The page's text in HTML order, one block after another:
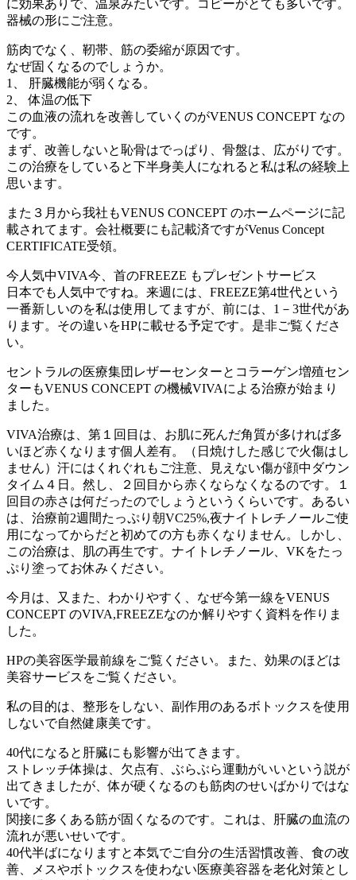
に効果ありで、温泉みたいです。コピーがとても多いです。
器械の形にご注意。
筋肉でなく、靭帯、筋の委縮が原因です。
なぜ固くなるのでしょうか。
1、 肝臓機能が弱くなる。
2、 体温の低下
この血液の流れを改善していくのがVENUS CONCEPT なの
です。
まず、改善しないと恥骨はでっぱり、骨盤は、広がりです。
この治療をしていると下半身美人になれると私は私の経験上
思います。
また３月から我社もVENUS CONCEPT のホームページに記
載されてます。会社概要にも記載済ですがVenus Concept
CERTIFICATE受領。
今人気中VIVA今、首のFREEZE もプレゼントサービス
日本でも人気中ですね。来週には、FREEZE第4世代という
一番新しいのを私は使用してますが、前には、1－3世代があ
ります。その違いをHPに載せる予定です。是非ご覧くださ
い。
セントラルの医療集団レザーセンターとコラーゲン増殖セン
ターもVENUS CONCEPT の機械VIVAによる治療が始まり
ました。
VIVA治療は、第１回目は、お肌に死んだ角質が多ければ多
いほど赤くなります個人差有。（日焼けした感じで火傷はし
ません）汗にはくれぐれもご注意、見えない傷が顔中ダウン
タイム４日。然し、２回目から赤くならなくなるのです。１
回目の赤さは何だったのでしょうというくらいです。あるい
は、治療前2週間たっぷり朝VC25%,夜ナイトレチノールご使
用になってからだと初めての方も赤くなりません。しかし、
この治療は、肌の再生です。ナイトレチノール、VKをたっ
ぷり塗ってお休みください。
今月は、又また、わかりやすく、なぜ今第一線をVENUS
CONCEPT のVIVA,FREEZEなのか解りやすく資料を作りま
した。
HPの美容医学最前線をご覧ください。また、効果のほどは
美容サービスをご覧ください。
私の目的は、整形をしない、副作用のあるボトックスを使用
しないで自然健康美です。
40代になると肝臓にも影響が出てきます。
ストレッチ体操は、欠点有、ぶらぶら運動がいいという説が
出てきましたが、体が硬くなるのも筋肉のせいばかりではな
いです。
関接に多くある筋が固くなるのです。これは、肝臓の血流の
流れが悪いせいです。
40代半ばになりますと本気でご自分の生活習慣改善、食の改
善、メスやボトックスを使わない医療美容器を老化対策とし